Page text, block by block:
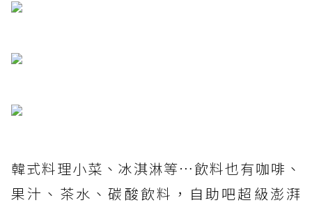
韓式料理小菜、冰淇淋等⋯飲料也有咖啡、
果汁、茶水、碳酸飲料，自助吧超級澎湃